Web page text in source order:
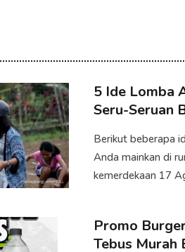
5 Ide Lomba
Seru-Seruan
Berikut beberapa
Anda mainkan di
kemerdekaan 17
Promo
Tebus Murah